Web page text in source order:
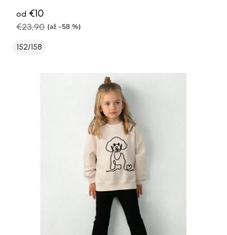
od €10
€23,90 (až –58 %)
152/158